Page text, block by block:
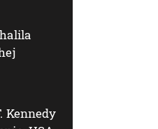
Kennedy